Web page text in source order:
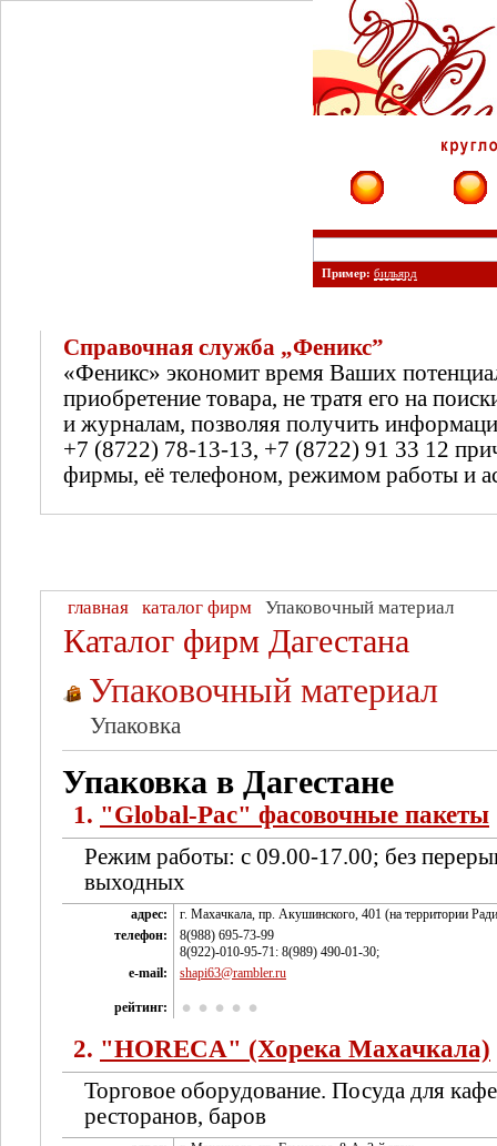
Пример: бильярд
Справочная служба „Феникс”
«Феникс» экономит время Ваших
приобретение товара, не тратя его на
и журналам, позволяя получить
+7 (8722) 78-13-13, +7 (8722) 91 33 12
фирмы, её телефоном, режимом работы и
главная каталог фирм Упаковочный материал
Каталог фирм Дагестана
Упаковочный материал
Упаковка
Упаковка в Дагестане
1. "Global-Pac" фасовочные пакеты
Режим работы: с 09.00-17.00; без
выходных
адрес:
г. Махачкала, пр. Акушинского, 401 (на территории
телефон:
8(988) 695-73-99
8(922)-010-95-71: 8(989) 490-01-30;
e-mail:
shapi63@rambler.ru
рейтинг:
2. "HORECA" (Хорека Махачкала)
Торговое оборудование. Посуда для
ресторанов, баров